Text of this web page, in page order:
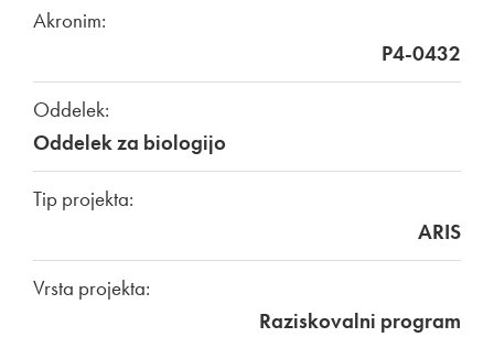
Akronim:
P4-0432
Oddelek:
Oddelek za biologijo
Tip projekta:
ARIS
Vrsta projekta:
Raziskovalni program